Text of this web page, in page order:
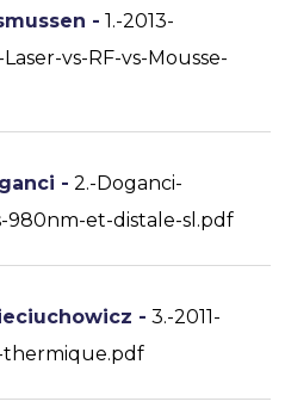
- 1.-2013-
vs-RF-vs-Mousse-
- 2.-Doganci-
980nm-et-distale-sl.pdf
- 3.-2011-
thermique.pdf